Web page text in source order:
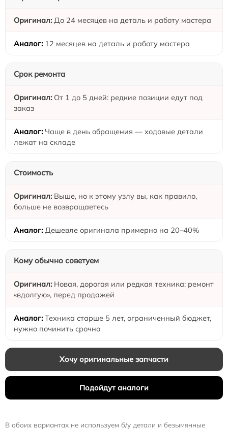
До 24 месяцев на деталь и работу мастера
12 месяцев на деталь и работу мастера
Срок ремонта
От 1 до 5 дней: редкие позиции едут под
заказ
Чаще в день обращения — ходовые детали
лежат на складе
Стоимость
Выше, но к этому узлу вы, как правило,
больше не возвращаетесь
Дешевле оригинала примерно на 20–40%
Кому обычно советуем
Новая, дорогая или редкая техника; ремонт
«вдолгую», перед продажей
Техника старше 5 лет, ограниченный бюджет,
нужно починить срочно
Хочу оригинальные запчасти
Подойдут аналоги
В обоих вариантах не используем б/у детали и безымянные